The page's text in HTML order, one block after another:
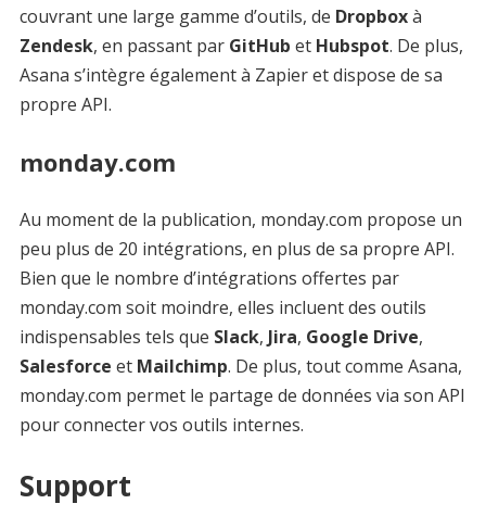
couvrant une large gamme d’outils, de Dropboxà
Zendesk, en passant par GitHub et Hubspot. De plus,
Asana s’intègre également à Zapier et dispose de sa
propre API.
monday.com
Au moment de la publication, monday.com propose un
peu plus de 20 intégrations, en plus de sa propre API.
Bien que le nombre d’intégrations offertes par
monday.com soit moindre, elles incluent des outils
indispensables tels que Slack, Jira, Google Drive,
Salesforce et Mailchimp. De plus, tout comme Asana,
monday.com permet le partage de données via son API
pour connecter vos outils internes.
Support